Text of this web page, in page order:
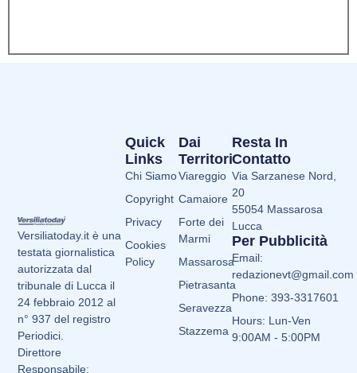
Versiliatoday.it è una
testata giornalistica
autorizzata dal
tribunale di Lucca il
24 febbraio 2012 al
n° 937 del registro
Periodici.
Direttore
Responsabile:
Dai
Territori
Viareggio
Camaiore
Forte dei
Marmi
Massarosa
Pietrasanta
Seravezza
Stazzema
Quick
Links
Chi Siamo
Copyright
Privacy
Cookies
Policy
Resta In
Contatto
Via Sarzanese Nord,
20
55054 Massarosa
Lucca
Per Pubblicità
Email:
redazionevt@gmail.com
Phone: 393-3317601
Hours: Lun-Ven
9:00AM - 5:00PM